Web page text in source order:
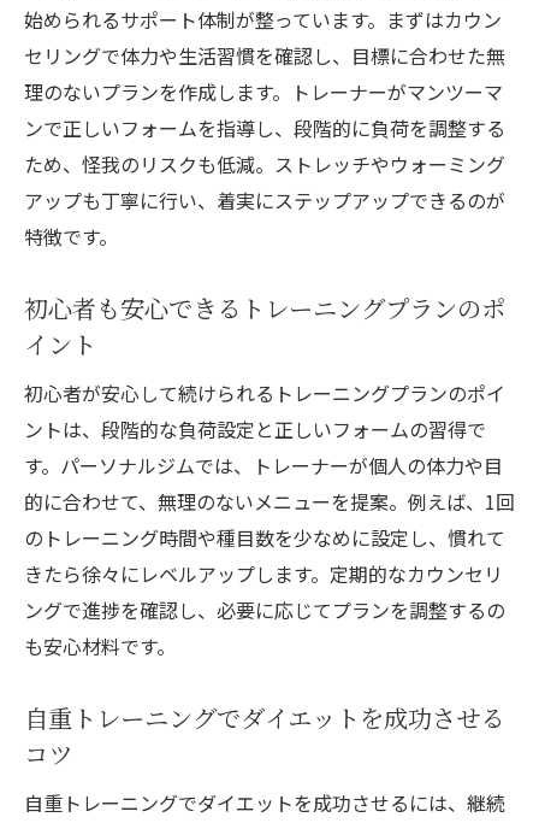
始められるサポート体制が整っています。まずはカウン
セリングで体力や生活習慣を確認し、目標に合わせた無
理のないプランを作成します。トレーナーがマンツーマ
ンで正しいフォームを指導し、段階的に負荷を調整する
ため、怪我のリスクも低減。ストレッチやウォーミング
アップも丁寧に行い、着実にステップアップできるのが
特徴です。
初心者も安心できるトレーニングプランのポ
イント
初心者が安心して続けられるトレーニングプランのポイ
ントは、段階的な負荷設定と正しいフォームの習得で
す。パーソナルジムでは、トレーナーが個人の体力や目
的に合わせて、無理のないメニューを提案。例えば、1回
のトレーニング時間や種目数を少なめに設定し、慣れて
きたら徐々にレベルアップします。定期的なカウンセリ
ングで進捗を確認し、必要に応じてプランを調整するの
も安心材料です。
自重トレーニングでダイエットを成功させる
コツ
自重トレーニングでダイエットを成功させるには、継続